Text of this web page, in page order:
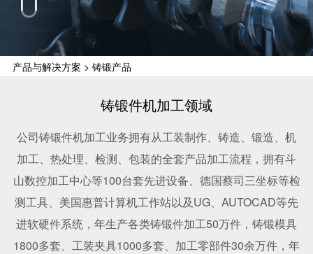
产品与解决方案 > 铸锻产品
铸锻件机加工领域
公司铸锻件机加工业务拥有从工装制作、铸造、锻造、机
加工、热处理、检测、包装的全套产品加工流程，拥有斗
山数控加工中心等100台套先进设备、德国蔡司三坐标等检
测工具、美国惠普计算机工作站以及UG、AUTOCAD等先
进软硬件系统，年生产各类铸锻件加工50万件，铸锻模具
1800多套、工装夹具1000多套、加工零部件30余万件，年